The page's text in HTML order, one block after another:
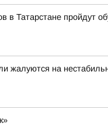
в Татарстане пройдут
жалуются на